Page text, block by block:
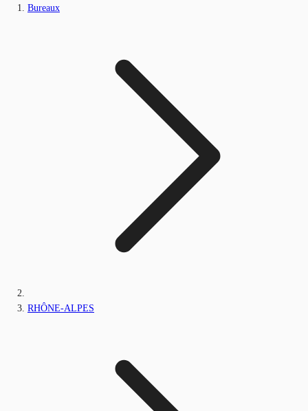
Bureaux
RHÔNE-ALPES